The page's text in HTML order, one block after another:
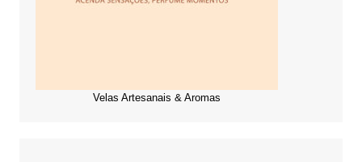
Velas Artesanais & Aromas